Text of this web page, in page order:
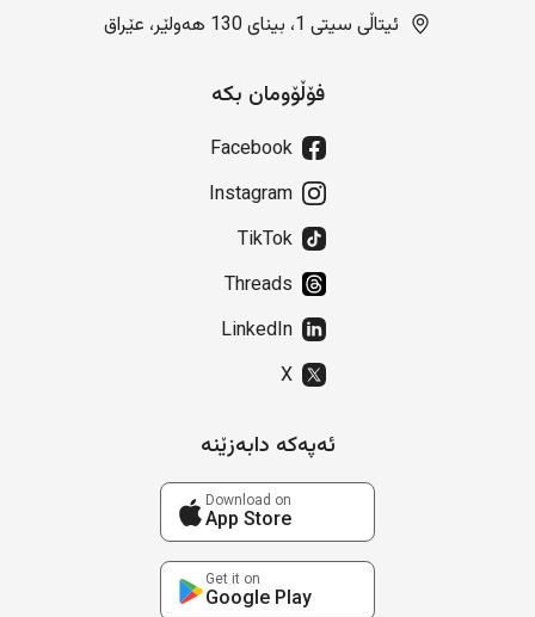
ئیتاڵی سیتی 1، بینای 130 هەولێر، عێراق
فۆڵۆومان بکە
Facebook
Instagram
TikTok
Threads
LinkedIn
X
ئەپەکە دابەزێنە
Download on
App Store
Get it on
Google Play